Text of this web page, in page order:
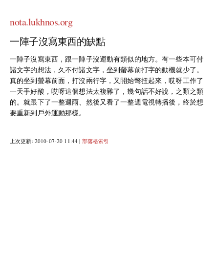
nota.lukhnos.org
一陣子沒寫東西的缺點
一陣子沒寫東西，跟一陣子沒運動有類似的地方。有一些本可付
諸文字的想法，久不付諸文字，坐到螢幕前打字的動機就少了。
真的坐到螢幕前面，打沒兩行字，又開始彆扭起來，哎呀工作了
一天手好酸，哎呀這個想法太複雜了，幾句話不好說，之類之類
的。就跟下了一整週雨、然後又看了一整週電視轉播後，終於想
要重新到戶外運動那樣。
上次更新: 2010-07-20 11:44 | 部落格索引